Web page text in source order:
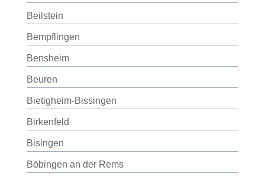
Beilstein
Bempflingen
Bensheim
Beuren
Bietigheim-Bissingen
Birkenfeld
Bisingen
Böbingen an der Rems